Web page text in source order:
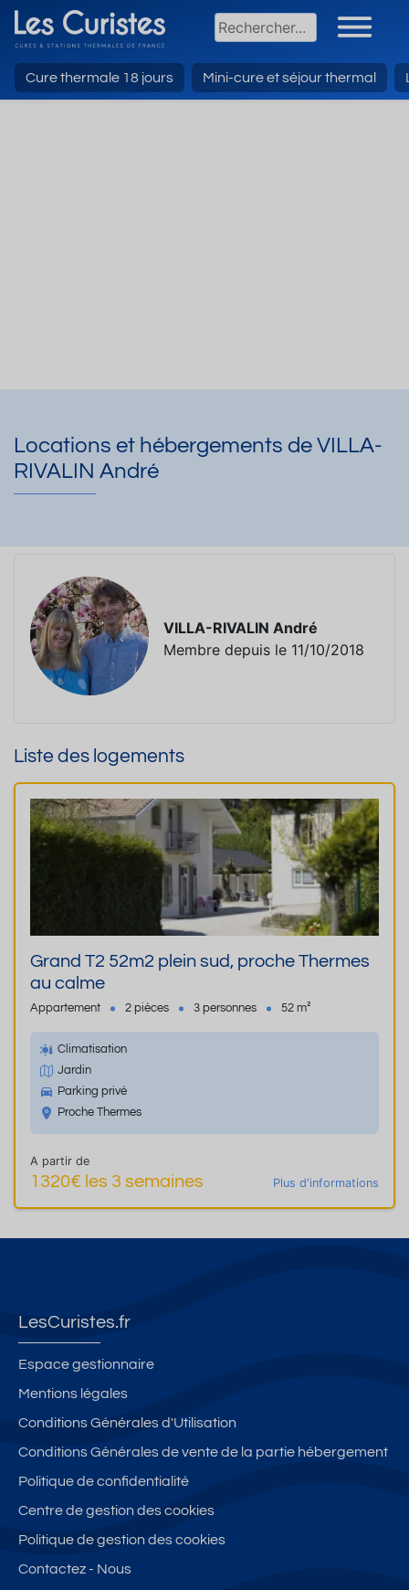
Cure thermale 18 jours Mini-cure et séjour thermal
Locations et hébergements de VILLA-
RIVALIN André
VILLA-RIVALIN André
Membre depuis le 11/10/2018
Liste des logements
Grand T2 52m2 plein sud, proche Thermes
au calme
Appartement 2 pièces 3 personnes 52 m²
Climatisation
Jardin
Parking privé
Proche Thermes
A partir de
1320€ les 3 semaines Plus d'informations
LesCuristes.fr
Espace gestionnaire
Mentions légales
Conditions Générales d'Utilisation
Conditions Générales de vente de la partie hébergement
Politique de confidentialité
Centre de gestion des cookies
Politique de gestion des cookies
Contactez - Nous